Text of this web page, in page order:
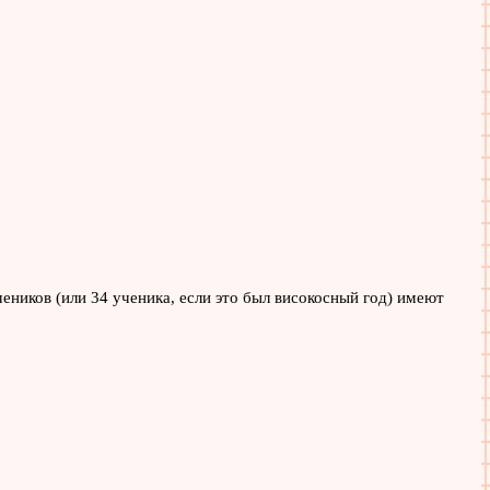
(или 34 ученика, если это был високосный год) имеют